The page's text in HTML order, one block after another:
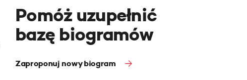
Pomóż uzupełnić
bazę biogramów
Zaproponuj nowy biogram